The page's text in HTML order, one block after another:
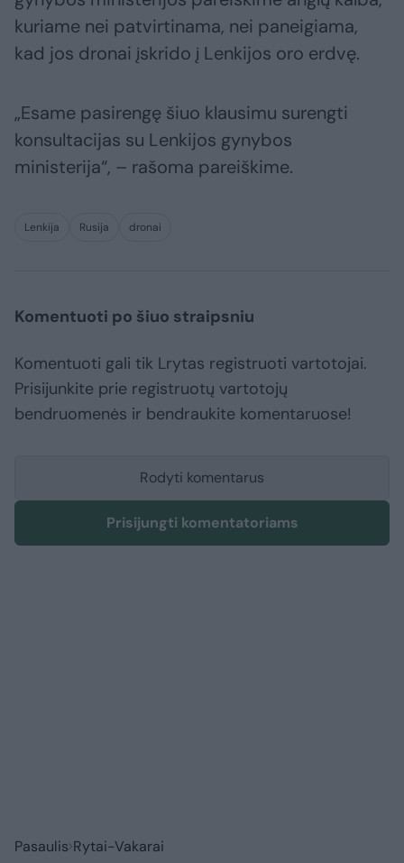
kuriame nei patvirtinama, nei paneigiama,
kad jos dronai įskrido į Lenkijos oro erdvę.
„Esame pasirengę šiuo klausimu surengti
konsultacijas su Lenkijos gynybos
ministerija“, – rašoma pareiškime.
Lenkija Rusija dronai
Komentuoti po šiuo straipsniu
Komentuoti gali tik Lrytas registruoti vartotojai.
Prisijunkite prie registruotų vartotojų
bendruomenės ir bendraukite komentaruose!
Rodyti komentarus
Prisijungti komentatoriams
Pasaulis Rytai-Vakarai